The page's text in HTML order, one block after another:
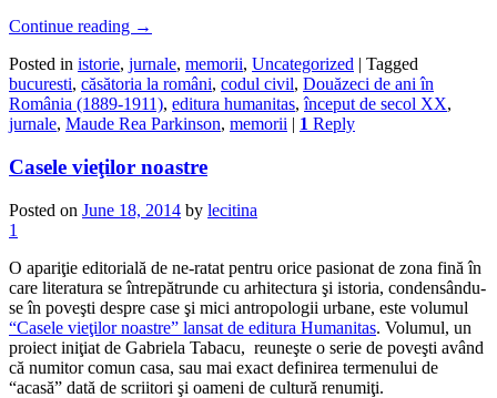
Continue reading →
Posted in istorie, jurnale, memorii, Uncategorized | Tagged
bucuresti, căsătoria la români, codul civil, Douăzeci de ani în
România (1889-1911), editura humanitas,început de secol XX,
jurnale, Maude Rea Parkinson, memorii | 1 Reply
Casele vieţilor noastre
Posted on June 18, 2014 by lecitina
1
O apariţie editorială de ne-ratat pentru orice pasionat de zona fină în
care literatura se întrepătrunde cu arhitectura şi istoria, condensându-
se în poveşti despre case şi mici antropologii urbane, este volumul
“Casele vieţilor noastre” lansat de editura Humanitas. Volumul, un
proiect iniţiat de Gabriela Tabacu, reuneşte o serie de poveşti având
că numitor comun casa, sau mai exact definirea termenului de
“acasă” dată de scriitori şi oameni de cultură renumiţi.